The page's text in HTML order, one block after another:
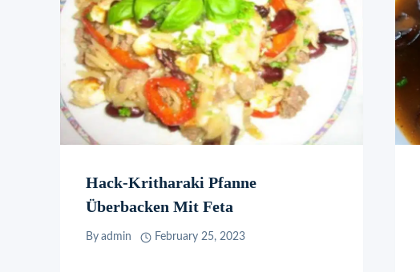
Hack-Kritharaki Pfanne
Überbacken Mit Feta
By admin February 25, 2023